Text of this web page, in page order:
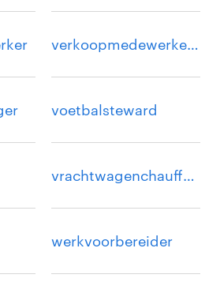
verkoopmedewerker binnendienst
voetbalsteward
vrachtwagenchauffeur
werkvoorbereider